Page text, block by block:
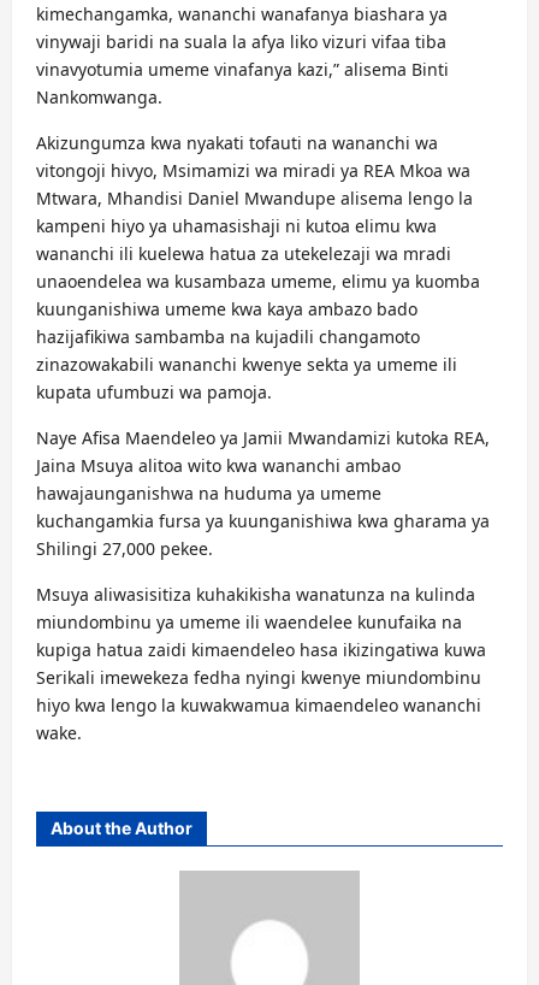
kimechangamka, wananchi wanafanya biashara ya
vinywaji baridi na suala la afya liko vizuri vifaa tiba
vinavyotumia umeme vinafanya kazi,” alisema Binti
Nankomwanga.
Akizungumza kwa nyakati tofauti na wananchi wa
vitongoji hivyo, Msimamizi wa miradi ya REA Mkoa wa
Mtwara, Mhandisi Daniel Mwandupe alisema lengo la
kampeni hiyo ya uhamasishaji ni kutoa elimu kwa
wananchi ili kuelewa hatua za utekelezaji wa mradi
unaoendelea wa kusambaza umeme, elimu ya kuomba
kuunganishiwa umeme kwa kaya ambazo bado
hazijafikiwa sambamba na kujadili changamoto
zinazowakabili wananchi kwenye sekta ya umeme ili
kupata ufumbuzi wa pamoja.
Naye Afisa Maendeleo ya Jamii Mwandamizi kutoka REA,
Jaina Msuya alitoa wito kwa wananchi ambao
hawajaunganishwa na huduma ya umeme
kuchangamkia fursa ya kuunganishiwa kwa gharama ya
Shilingi 27,000 pekee.
Msuya aliwasisitiza kuhakikisha wanatunza na kulinda
miundombinu ya umeme ili waendelee kunufaika na
kupiga hatua zaidi kimaendeleo hasa ikizingatiwa kuwa
Serikali imewekeza fedha nyingi kwenye miundombinu
hiyo kwa lengo la kuwakwamua kimaendeleo wananchi
wake.
About the Author